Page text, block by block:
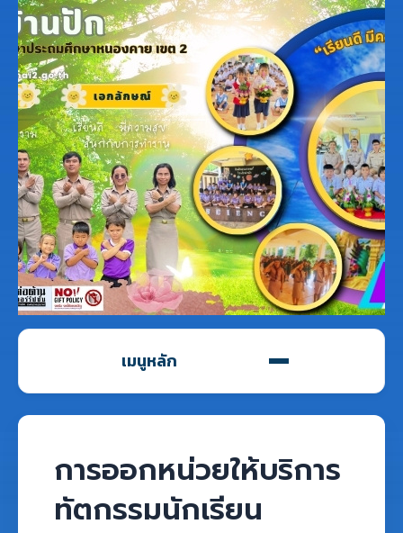
เมนูหลัก
การออกหน่วยให้บริการ
ทัตกรรมนักเรียน